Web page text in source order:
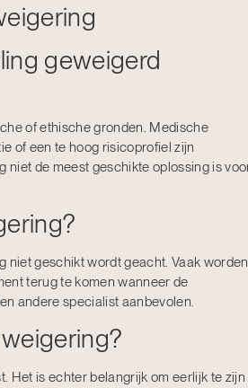
geweigerd
of ethische gronden. Medische
of een te hoog risicoprofiel zijn
niet de meest geschikte oplossing is
niet geschikt wordt geacht. Vaak worden
terug te komen wanneer de
andere specialist aanbevolen.
Het is echter belangrijk om eerlijk te zijn